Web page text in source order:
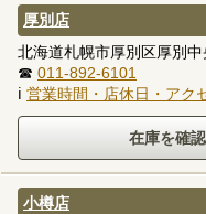
厚別店
北海道札幌市厚別区厚別
☎ 011-892-6101
ℹ 営業時間・店休日・アク
小樽店